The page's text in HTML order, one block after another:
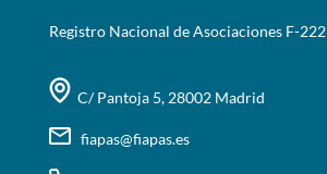
Registro Nacional de Asociaciones F-222
C/ Pantoja 5, 28002 Madrid
fiapas@fiapas.es